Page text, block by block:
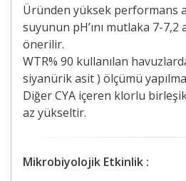
Üründen yüksek performans
suyunun pH’ını mutlaka 7-7,2
önerilir.
WTR% 90 kullanılan
siyanürik asit ) ölçümü
Diğer CYA içeren klorlu
az yükseltir.
Mikrobiyolojik Etkinlik :